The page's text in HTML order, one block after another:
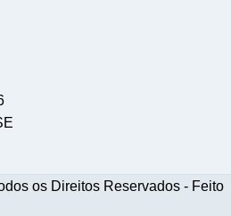
os Direitos Reservados - Feito